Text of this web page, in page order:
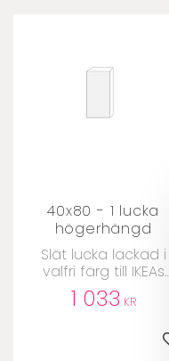
40x80 - 1 lucka
högerhängd
​Slät lucka lackad i
valfri färg till IKEAs
Metodstommar
1 033 KR